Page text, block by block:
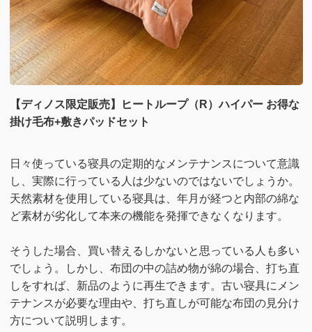
【ディノス限定販売】ヒートループ（R）ハイパー お得な
掛け毛布+敷きパッドセット
日々使っている寝具の定期的なメンテナンスについて意識
し、実際に行っている人は少ないのではないでしょうか。
天然素材を使用している寝具は、年月が経つと内部の綿な
ど素材が劣化して本来の機能を発揮できなくなります。
そうした場合、買い替えるしかないと思っている人も多い
でしょう。しかし、布団の中の詰め物が綿の場合、打ち直
しをすれば、新品のように再生できます。古い寝具にメン
テナンスが必要な理由や、打ち直しが可能な布団の見分け
方について説明します。